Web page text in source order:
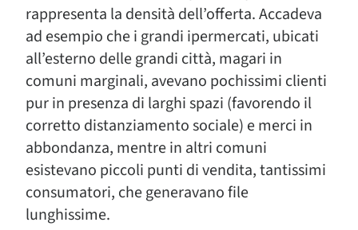
rappresenta la densità dell’offerta. Accadeva
ad esempio che i grandi ipermercati, ubicati
all’esterno delle grandi città, magari in
comuni marginali, avevano pochissimi clienti
pur in presenza di larghi spazi (favorendo il
corretto distanziamento sociale) e merci in
abbondanza, mentre in altri comuni
esistevano piccoli punti di vendita, tantissimi
consumatori, che generavano file
lunghissime.